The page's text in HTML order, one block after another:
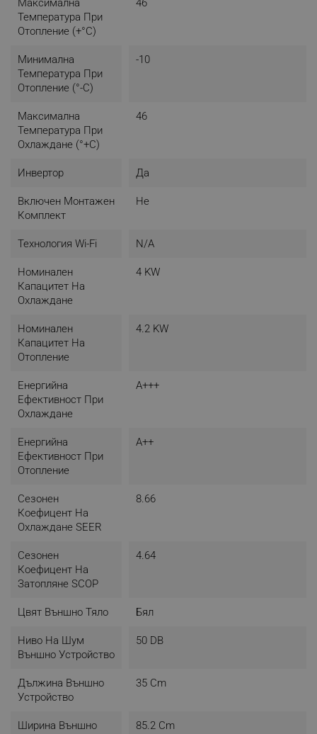
Максимална
Температура При
Отопление (+°C)
46
Минимална
Температура При
Отопление (°-C)
-10
Максимална
Температура При
Охлаждане (°+C)
46
Инвертор Да
Включен Монтажен
Комплект
Не
Технология Wi-Fi N/A
Номинален
Капацитет На
Охлаждане
4 KW
Номинален
Капацитет На
Отопление
4.2 KW
Енергийна
Ефективност При
Охлаждане
A+++
Енергийна
Ефективност При
Отопление
A++
Сезонен
Коефицент На
Охлаждане SEER
8.66
Сезонен
Коефицент На
Затопляне SCOP
4.64
Цвят Външно Тяло Бял
Ниво На Шум
Външно Устройство
50 DB
Дължина Външно
Устройство
35 Cm
Ширина Външно
85.2 Cm